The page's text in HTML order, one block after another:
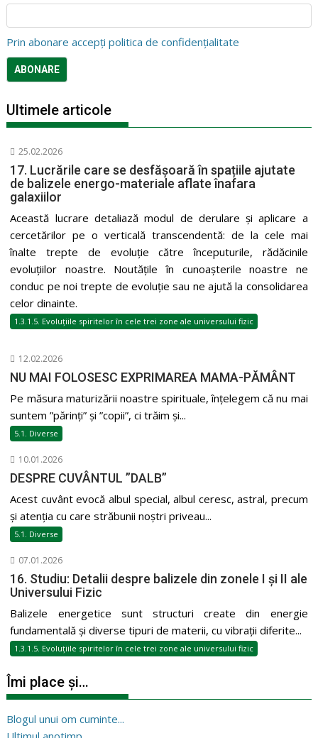
Prin abonare accepți politica de confidențialitate
Ultimele articole
25.02.2026
17. Lucrările care se desfășoară în spațiile ajutate
de balizele energo-materiale aflate înafara
galaxiilor
Această lucrare detaliază modul de derulare și aplicare a
cercetărilor pe o verticală transcendentă: de la cele mai
înalte trepte de evoluție către începuturile, rădăcinile
evoluțiilor noastre. Noutățile în cunoașterile noastre ne
conduc pe noi trepte de evoluție sau ne ajută la consolidarea
celor dinainte.
1.3.1.5. Evoluțiile spiritelor în cele trei zone ale universului fizic
12.02.2026
NU MAI FOLOSESC EXPRIMAREA MAMA-PĂMÂNT
Pe măsura maturizării noastre spirituale, înțelegem că nu mai
suntem ”părinți” și ”copii”, ci trăim și...
5.1. Diverse
10.01.2026
DESPRE CUVÂNTUL ”DALB”
Acest cuvânt evocă albul special, albul ceresc, astral, precum
și atenția cu care străbunii noștri priveau...
5.1. Diverse
07.01.2026
16. Studiu: Detalii despre balizele din zonele I și II ale
Universului Fizic
Balizele energetice sunt structuri create din energie
fundamentală și diverse tipuri de materii, cu vibrații diferite...
1.3.1.5. Evoluțiile spiritelor în cele trei zone ale universului fizic
Îmi place și…
Blogul unui om cuminte...